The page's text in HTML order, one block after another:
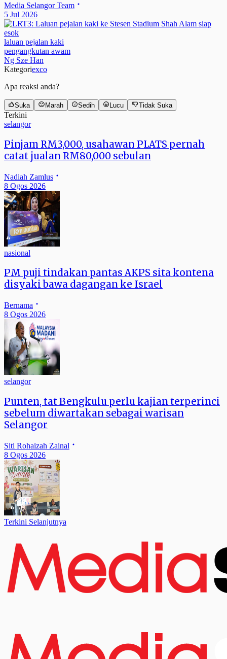
Media Selangor Team
5 Jul 2026
laluan pejalan kaki
pengangkutan awam
Ng Sze Han
Kategoriexco
Apa reaksi anda?
Suka Marah Sedih Lucu Tidak Suka
Terkini
selangor
Pinjam RM3,000, usahawan PLATS pernah
catat jualan RM80,000 sebulan
Nadiah Zamlus
8 Ogos 2026
nasional
PM puji tindakan pantas AKPS sita kontena
disyaki bawa dagangan ke Israel
Bernama
8 Ogos 2026
selangor
Punten, tat Bengkulu perlu kajian terperinci
sebelum diwartakan sebagai warisan
Selangor
Siti Rohaizah Zainal
8 Ogos 2026
Terkini Selanjutnya